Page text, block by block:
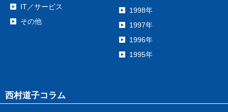
IT／サービス
その他
1998年
1997年
1996年
1995年
西村道子コラム